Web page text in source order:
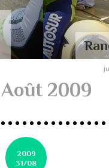
Août 2009
2009
31/08